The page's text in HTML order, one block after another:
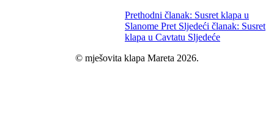
Prethodni članak: Susret klapa u
Slanome Pret Sljedeći članak: Susret
klapa u Cavtatu Sljedeće
© mješovita klapa Mareta 2026.